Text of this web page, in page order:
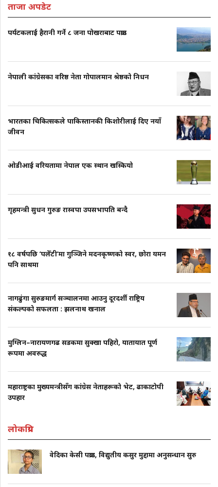
ताजा अपडेट
पर्यटकलाई हैरानी गर्ने ८ जना पोखराबाट पक्राउ
नेपाली कांग्रेसका वरिष्ठ नेता गोपालमान श्रेष्ठको निधन
भारतका चिकित्सकले पाकिस्तानकी किशोरीलाई दिए नयाँ
जीवन
ओडीआई वरियतामा नेपाल एक स्थान खस्कियो
गृहमन्त्री सुधन गुरुङ रास्वपा उपसभापति बन्दै
१८ वर्षपछि ‘पलेँटी’मा गुञ्जिने मदनकृष्णको स्वर, छोरा यमन
पनि साथमा
नागढुंगा सुरुङमार्ग सञ्चालनमा आउनु दूरदर्शी राष्ट्रिय
संकल्पको सफलता : झलनाथ खनाल
मुग्लिन–नारायणगढ सडकमा सुक्खा पहिरो, यातायात पूर्ण
रूपमा अवरुद्ध
महाराष्ट्रका मुख्यमन्त्रीसँग कांग्रेस नेताहरूको भेट, ढाकाटोपी
उपहार
लोकप्रिय
वेदिका केसी पक्राउ, विद्युतीय कसुर मुद्दामा अनुसन्धान सुरु